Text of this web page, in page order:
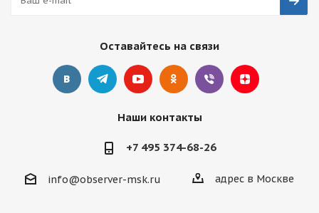
Оставайтесь на связи
Наши контакты
+7 495 374-68-26
info@observer-msk.ru адрес в Москве